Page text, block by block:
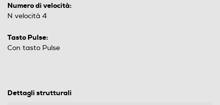
Numero di velocità:
N velocità 4
Tasto Pulse:
Con tasto Pulse
Dettagli strutturali